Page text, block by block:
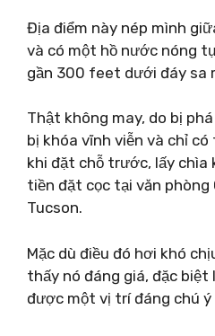
Địa điểm này nép mình
và có một hồ nước nóng
gần 300 feet dưới đáy sa
Thật không may, do bị
bị khóa vĩnh viễn và chỉ
khi đặt chỗ trước, lấy chìa
tiền đặt cọc tại văn phòng
Tucson.
Mặc dù điều đó hơi khó
thấy nó đáng giá, đặc biệt
được một vị trí đáng chú ý